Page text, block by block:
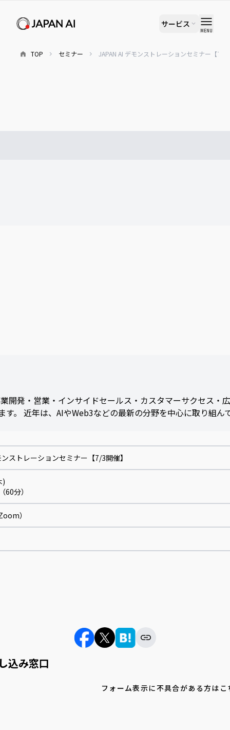
サービス
MENU
TOP セミナー JAPAN AI デモンストレーションセミナー【7/3
発・営業・インサイドセールス・カスタマーサクセス
。 近年は、AIやWeb3などの最新の分野を中心に取り組ん
ストレーションセミナー【7/3開催】
)
60分）
）
込み窓口
フォーム表示に不具合がある方はこ